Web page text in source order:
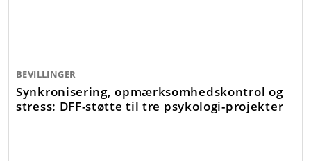
BEVILLINGER
Synkronisering, opmærksomhedskontrol og
stress: DFF-støtte til tre psykologi-projekter